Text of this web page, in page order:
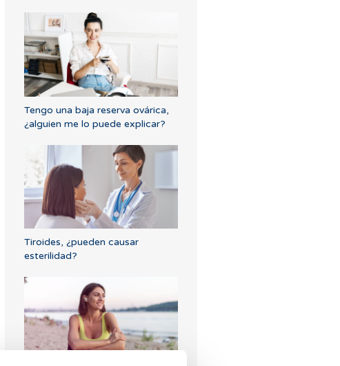
Tengo una baja reserva ovárica,
¿alguien me lo puede explicar?
Tiroides, ¿pueden causar
esterilidad?